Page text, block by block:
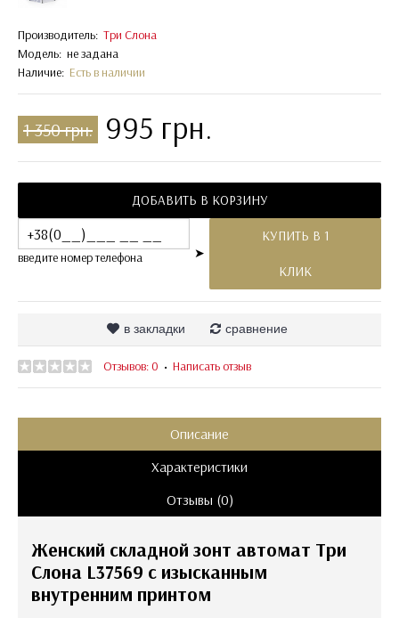
Производитель: Три Слона
Модель: не задана
Наличие: Есть в наличии
1 350 грн. 995 грн.
ДОБАВИТЬ В КОРЗИНУ
введите номер телефона ➤
КУПИТЬ В 1
КЛИК
в закладки сравнение
Отзывов: 0 • Написать отзыв
Описание
Характеристики
Отзывы (0)
Женский складной зонт автомат Три
Слона L37569 с изысканным
внутренним принтом